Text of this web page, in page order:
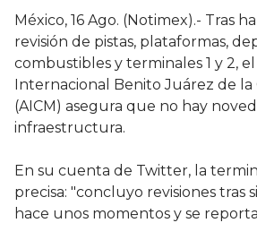
México, 16 Ago. (Notimex).- Tras
revisión de pistas, plataformas,
combustibles y terminales 1 y 2,
Internacional Benito Juárez de la
(AICM) asegura que no hay
infraestructura.
En su cuenta de Twitter, la
precisa: "concluyo revisiones tras
hace unos momentos y se